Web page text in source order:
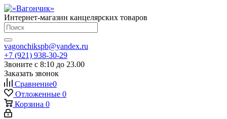
Интернет-магазин канцелярских товаров
vagonchikspb@yandex.ru
+7 (921) 938-30-29
Звоните с 8:10 до 23.00
Заказать звонок
Сравнение0
Отложенные 0
Корзина 0